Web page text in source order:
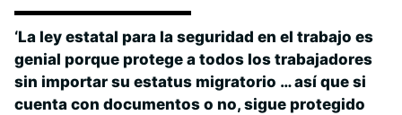
‘La ley estatal para la seguridad en el trabajo es
genial porque protege a todos los trabajadores
sin importar su estatus migratorio … así que si
cuenta con documentos o no, sigue protegido